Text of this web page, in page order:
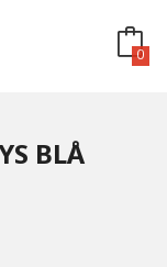
0
BLÅ